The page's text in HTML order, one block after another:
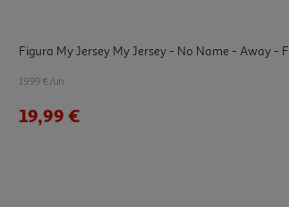
Figura My Jersey My Jersey - No Name - Away - F
19.99 €/un
19,99 €